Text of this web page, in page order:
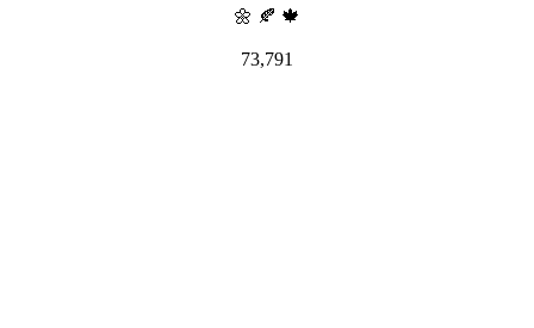
🌼 🍂 🍁
73,791